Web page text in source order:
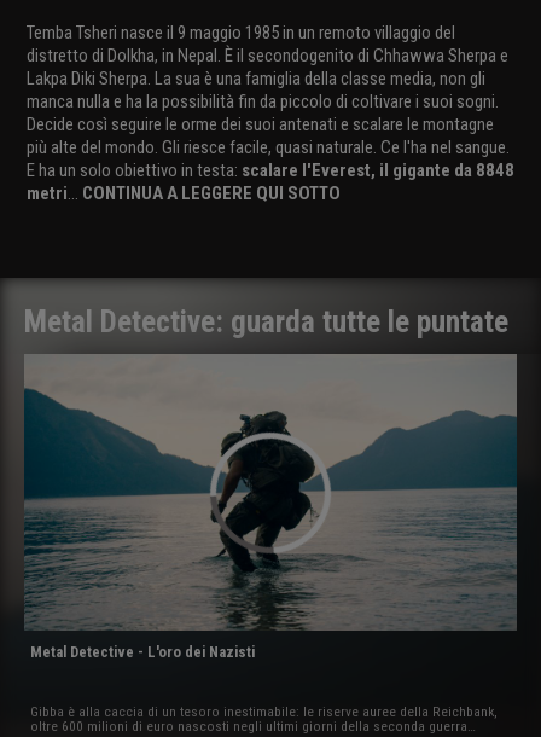
Temba Tsheri nasce il 9 maggio 1985 in un remoto villaggio del
distretto di Dolkha, in Nepal. È il secondogenito di Chhawwa Sherpa e
Lakpa Diki Sherpa. La sua è una famiglia della classe media, non gli
manca nulla e ha la possibilità fin da piccolo di coltivare i suoi sogni.
Decide così seguire le orme dei suoi antenati e scalare le montagne
più alte del mondo. Gli riesce facile, quasi naturale. Ce l'ha nel sangue.
E ha un solo obiettivo in testa: scalare l'Everest, il gigante da 8848
metri... CONTINUA A LEGGERE QUI SOTTO
Metal Detective: guarda tutte le puntate
Metal Detective - L'oro dei Nazisti
Gibba è alla caccia di un tesoro inestimabile: le riserve auree della Reichbank,
oltre 600 milioni di euro nascosti negli ultimi giorni della seconda guerra